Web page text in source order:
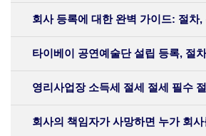
회사 등록에 대한 완벽 가이드: 절차
타이베이 공연예술단 설립 등록, 절
영리사업장 소득세 절세 절세 필수
회사의 책임자가 사망하면 누가 회